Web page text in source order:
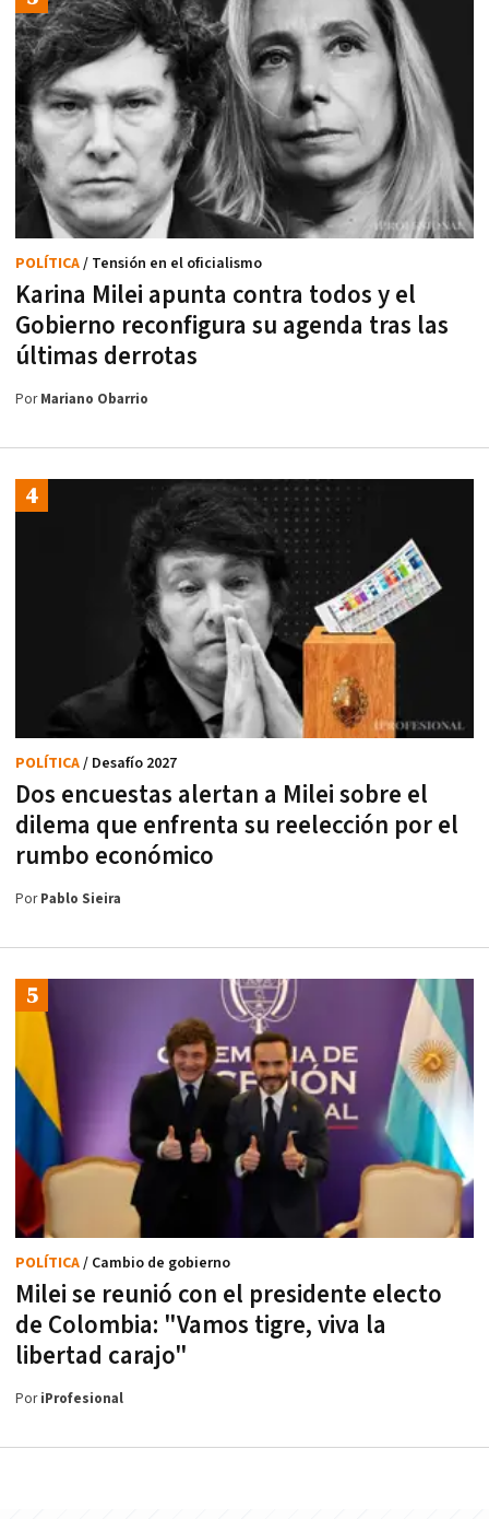
Karina Milei apunta contra todos y el
Gobierno reconfigura su agenda tras las
últimas derrotas
POLÍTICA/ Tensión en el oficialismo
PorMariano Obarrio
Dos encuestas alertan a Milei sobre el
dilema que enfrenta su reelección por el
rumbo económico
POLÍTICA/ Desafío 2027
PorPablo Sieira
Milei se reunió con el presidente electo
de Colombia: "Vamos tigre, viva la
libertad carajo"
POLÍTICA/ Cambio de gobierno
PoriProfesional